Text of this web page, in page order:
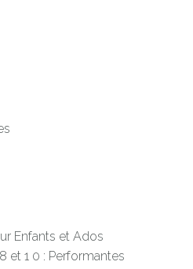
Enfants et Ados
et 1 0 : Performantes